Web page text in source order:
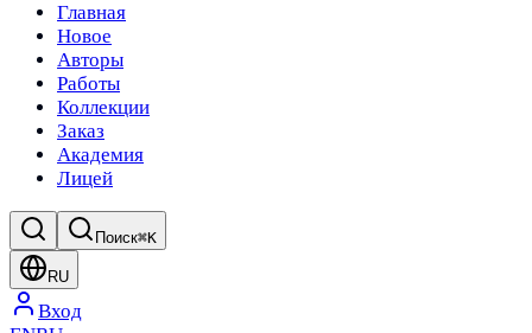
Главная
Новое
Авторы
Работы
Коллекции
Заказ
Академия
Лицей
Поиск⌘K
RU
Вход